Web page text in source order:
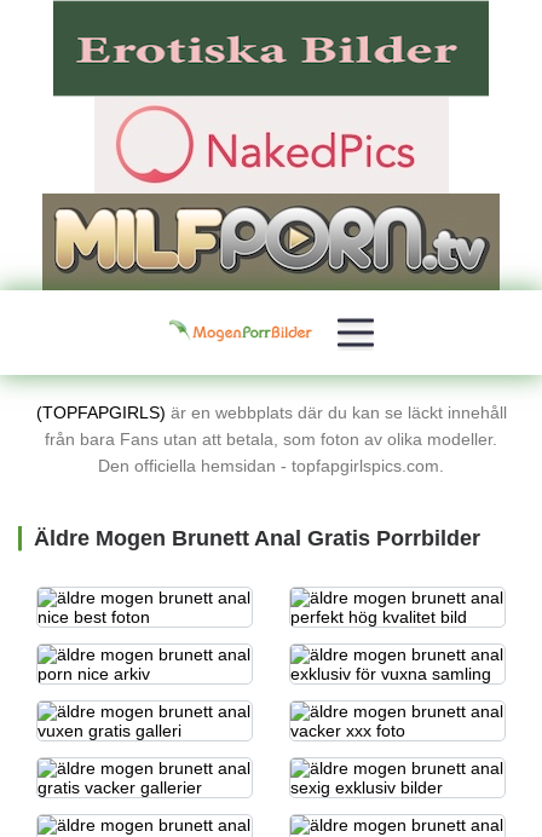
(TOPFAPGIRLS) är en webbplats där du kan se läckt innehåll
från bara Fans utan att betala, som foton av olika modeller.
Den officiella hemsidan - topfapgirlspics.com.
Äldre Mogen Brunett Anal Gratis Porrbilder